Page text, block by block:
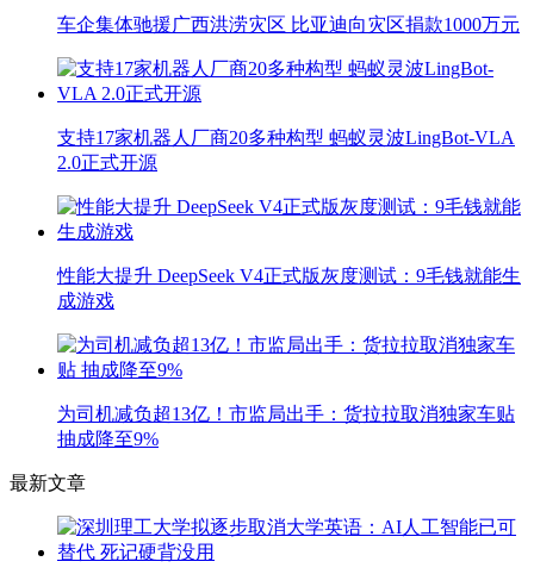
车企集体驰援广西洪涝灾区 比亚迪向灾区捐款1000万元
支持17家机器人厂商20多种构型 蚂蚁灵波LingBot-VLA
2.0正式开源
性能大提升 DeepSeek V4正式版灰度测试：9毛钱就能生
成游戏
为司机减负超13亿！市监局出手：货拉拉取消独家车贴
抽成降至9%
最新文章